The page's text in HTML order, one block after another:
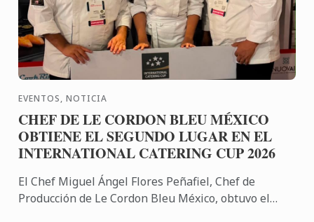
EVENTOS, NOTICIA
CHEF DE LE CORDON BLEU MÉXICO
OBTIENE EL SEGUNDO LUGAR EN EL
INTERNATIONAL CATERING CUP 2026
El Chef Miguel Ángel Flores Peñafiel, Chef de
Producción de Le Cordon Bleu México, obtuvo el